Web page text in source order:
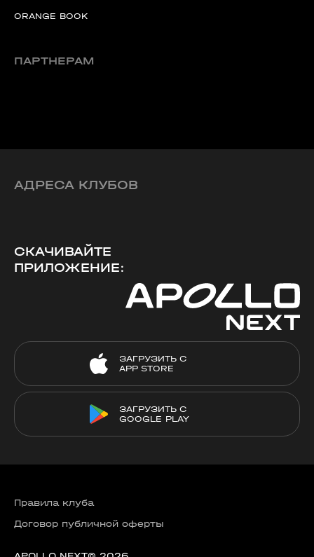
ORANGE BOOK
ПАРТНЕРАМ
АДРЕСА КЛУБОВ
СКАЧИВАЙТЕ
ПРИЛОЖЕНИЕ:
ЗАГРУЗИТЬ С
APP STORE
ЗАГРУЗИТЬ С
GOOGLE PLAY
Правила клуба
Договор публичной оферты